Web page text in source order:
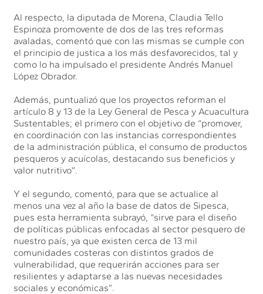
Al respecto, la diputada de Morena, Claudia Tello
Espinoza promovente de dos de las tres reformas
avaladas, comentó que con las mismas se cumple con
el principio de justica a los más desfavorecidos, tal y
como lo ha impulsado el presidente Andrés Manuel
López Obrador.
Además, puntualizó que los proyectos reforman el
artículo 8 y 13 de la Ley General de Pesca y Acuacultura
Sustentables; el primero con el objetivo de “promover,
en coordinación con las instancias correspondientes
de la administración pública, el consumo de productos
pesqueros y acuícolas, destacando sus beneficios y
valor nutritivo”.
Y el segundo, comentó, para que se actualice al
menos una vez al año la base de datos de Sipesca,
pues esta herramienta subrayó, “sirve para el diseño
de políticas públicas enfocadas al sector pesquero de
nuestro país, ya que existen cerca de 13 mil
comunidades costeras con distintos grados de
vulnerabilidad, que requerirán acciones para ser
resilientes y adaptarse a las nuevas necesidades
sociales y económicas”.